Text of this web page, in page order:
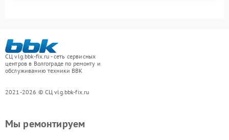
СЦ vlg.bbk-fix.ru - сеть сервисных
центров в Волгограде по ремонту и
обслуживанию техники BBK
2021-2026 © СЦ vlg.bbk-fix.ru
Мы ремонтируем